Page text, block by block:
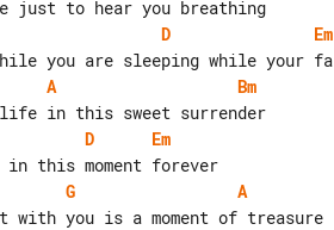
D
Em
A
Bm
D
Em
G
A
with you is a moment of treasure